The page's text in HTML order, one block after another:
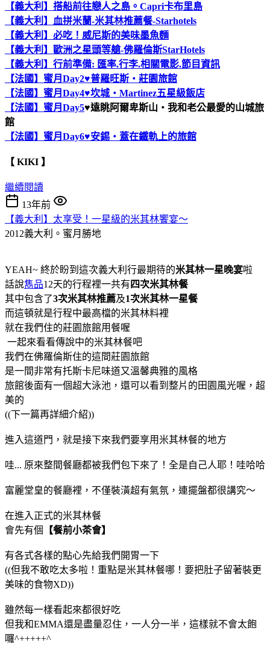
【義大利】搭船前往戀人之島。Capri卡布里島
【義大利】血拼米蘭-米其林推薦餐-Starhotels
【義大利】必吃！威尼斯的美味墨魚麵
【義大利】歐洲之星頭等艙-佛羅倫斯StarHotels
【義大利】行前準備: 匯率.行李.相關電影.節目資訊
【法國】蜜月Day2♥普羅旺斯‧莊園旅館
【法國】蜜月Day4♥坎城‧Martinez五星級飯店
【法國】蜜月Day5♥遠眺阿爾卑斯山‧我和老公最愛的山城旅
館
【法國】蜜月Day6♥安錫‧蓋在鐵軌上的旅館
【 KIKI 】
繼續閱讀
13年前
【義大利】太享受！一星級的米其林饗宴～
2012義大利。蜜月勝地
YEAH~ 終於盼到這次義大利行最期待的米其林一星晚宴啦
話說雋品12天的行程裡一共有 四次米其林餐
其中包含了3次米其林推薦及1次米其林一星餐
而這頓就是行程中最高檔的米其林料裡
就在我們住的莊園旅館用餐喔
一起來看看傳說中的米其林餐吧
我們在佛羅倫斯住的這間莊園旅館
是一間非常有托斯卡尼味道又溫馨典雅的風格
旅館後面有一個超大泳池，還可以看到整片的田園風光喔，超
美的
((下一篇再詳細介紹))
進入這道門，就是接下來我們要享用米其林餐的地方
哇... 原來整間餐廳都被我們包下來了！全是自己人耶！哇哈哈
富麗堂皇的餐廳裡，不僅裝潢超有氣氛，連擺盤都很講究～
在進入正式的米其林餐
會先有個
【餐前小茶會】
有各式各樣的點心先給我們開胃一下
((但我不敢吃太多啦！重點是米其林餐哪！要把肚子留著裝更
美味的食物XD))
雖然每一樣看起來都很好吃
但我和EMMA還是盡量忍住，一人分一半，這樣就不會太飽
囉^+++++^